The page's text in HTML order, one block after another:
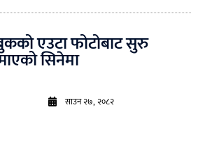
एउटा फोटोबाट सुरु
सिनेमा
साउन २७, २०८२